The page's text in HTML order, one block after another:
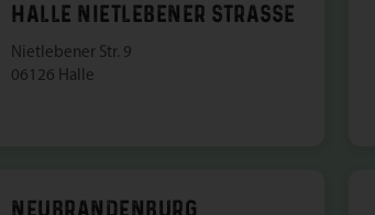
HALLE NIETLEBENER STRASSE
Nietlebener Str. 9
06126 Halle
NEUBRANDENBURG